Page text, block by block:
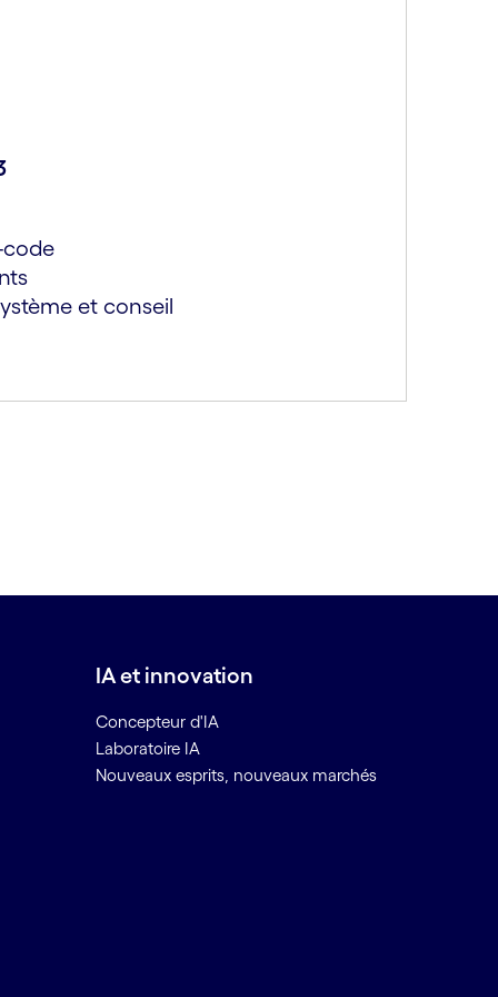
et conseil
IA et innovation
Concepteur d'IA
Laboratoire IA
Nouveaux esprits, nouveaux marchés